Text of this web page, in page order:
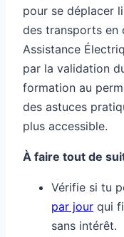
pour se déplacer
des transports en
Assistance
par la validation
formation au
des astuces
plus accessible.
À faire tout de
Vérifie si tu
par jour qui
sans intérêt.